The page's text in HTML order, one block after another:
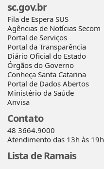
sc.gov.br
Fila de Espera SUS
Agências de Notícias Secom
Portal de Serviços
Portal da Transparência
Diário Oficial do Estado
Órgãos do Governo
Conheça Santa Catarina
Portal de Dados Abertos
Ministério da Saúde
Anvisa
Contato
48 3664.9000
Atendimento das 13h às 19h
Lista de Ramais